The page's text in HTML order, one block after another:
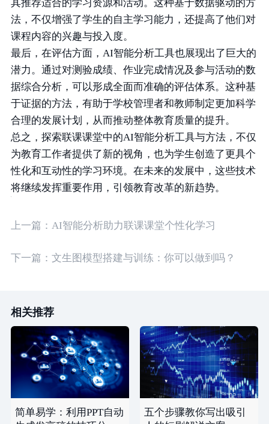
其推荐适合的学习资源和活动。这种基于数据驱动的方
法，不仅增强了学生的自主学习能力，还提高了他们对
课程内容的兴趣与投入度。
最后，在评估方面，AI智能分析工具也展现出了巨大的
潜力。通过对测验成绩、作业完成情况及参与活动的数
据综合分析，可以形成全面而准确的评估体系。这种基
于证据的方法，有助于学校管理者和教师制定更加科学
合理的发展计划，从而推动整体教育质量的提升。
总之，探索联课课堂中的AI智能分析工具与方法，不仅
为教育工作者提供了新的视角，也为学生创造了更具个
性化和互动性的学习环境。在未来的发展中，这些技术
将继续发挥重要作用，引领教育改革的新趋势。
上一篇： AI智能分析助力联课课堂个性化学习
下一篇： 文生图模型搭建与训练：你可以做到吗？
相关推荐
简单易学：利用PPT自动
五个步骤教你写出吸引